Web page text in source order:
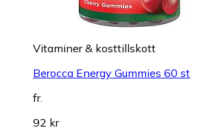
Vitaminer & kosttillskott
Berocca Energy Gummies 60 st
fr.
92 kr